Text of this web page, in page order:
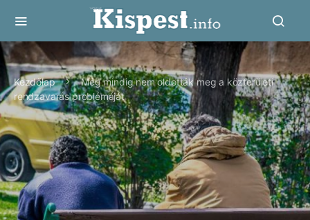
Kezdőlap
Még mindig nem oldották meg a közterületi
rendzavarás problémáját